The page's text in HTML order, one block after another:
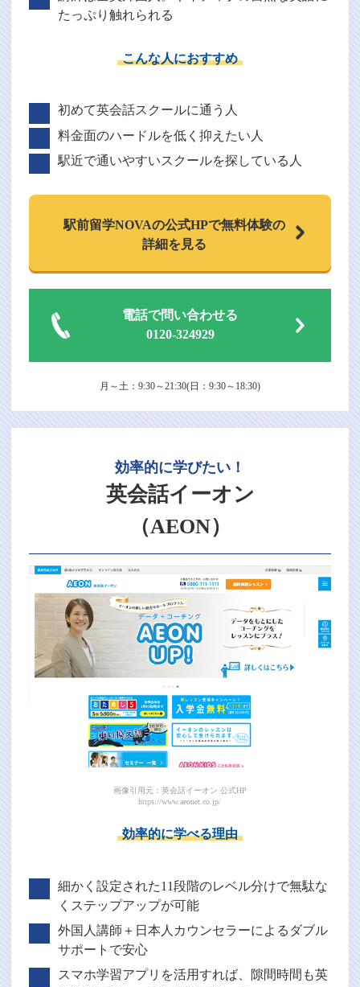
たっぷり触れられる
こんな人におすすめ
初めて英会話スクールに通う人
料金面のハードルを低く抑えたい人
駅近で通いやすいスクールを探している人
駅前留学NOVAの公式HPで無料体験の
詳細を見る
電話で問い合わせる
0120-324929
月～土：9:30～21:30(日：9:30～18:30)
効率的に学びたい！
英会話イーオン
（AEON）
画像引用元：英会話イーオン 公式HP
https://www.aeonet.co.jp/
効率的に学べる理由
細かく設定された11段階のレベル分けで無駄な
くステップアップが可能
外国人講師＋日本人カウンセラーによるダブル
サポートで安心
スマホ学習アプリを活用すれば、隙間時間も英